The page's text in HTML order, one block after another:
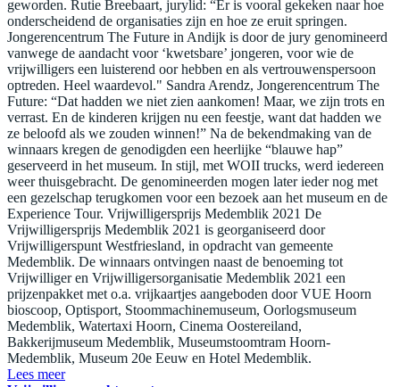
geworden. Rutie Breebaart, jurylid: “Er is vooral gekeken naar hoe
onderscheidend de organisaties zijn en hoe ze eruit springen.
Jongerencentrum The Future in Andijk is door de jury genomineerd
vanwege de aandacht voor ‘kwetsbare’ jongeren, voor wie de
vrijwilligers een luisterend oor hebben en als vertrouwenspersoon
optreden. Heel waardevol." Sandra Arendz, Jongerencentrum The
Future: “Dat hadden we niet zien aankomen! Maar, we zijn trots en
verrast. En de kinderen krijgen nu een feestje, want dat hadden we
ze beloofd als we zouden winnen!” Na de bekendmaking van de
winnaars kregen de genodigden een heerlijke “blauwe hap”
geserveerd in het museum. In stijl, met WOII trucks, werd iedereen
weer thuisgebracht. De genomineerden mogen later ieder nog met
een gezelschap terugkomen voor een bezoek aan het museum en de
Experience Tour. Vrijwilligersprijs Medemblik 2021 De
Vrijwilligersprijs Medemblik 2021 is georganiseerd door
Vrijwilligerspunt Westfriesland, in opdracht van gemeente
Medemblik. De winnaars ontvingen naast de benoeming tot
Vrijwilliger en Vrijwilligersorganisatie Medemblik 2021 een
prijzenpakket met o.a. vrijkaartjes aangeboden door VUE Hoorn
bioscoop, Optisport, Stoommachinemuseum, Oorlogsmuseum
Medemblik, Watertaxi Hoorn, Cinema Oostereiland,
Bakkerijmuseum Medemblik, Museumstoomtram Hoorn-
Medemblik, Museum 20e Eeuw en Hotel Medemblik.
Lees meer